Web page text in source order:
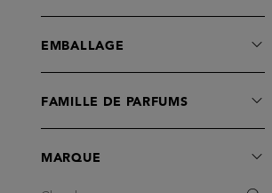
EMBALLAGE
FAMILLE DE PARFUMS
MARQUE